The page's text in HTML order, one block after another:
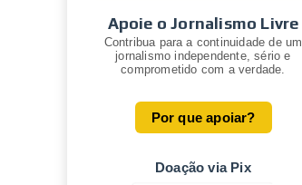
Apoie o Jornalismo Livre
Contribua para a continuidade de um
jornalismo independente, sério e
comprometido com a verdade.
Por que apoiar?
Doação via Pix